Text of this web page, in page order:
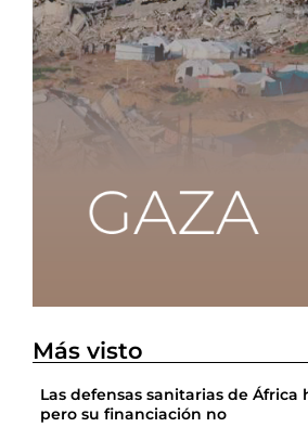
Más visto
Las defensas sanitarias de África
pero su financiación no